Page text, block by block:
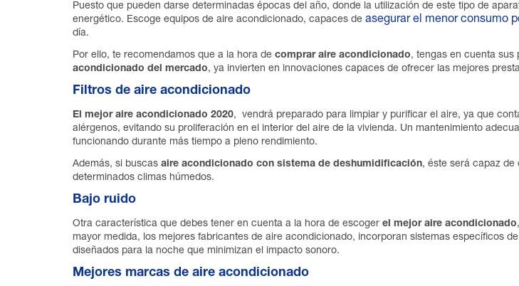
Puesto que pueden darse determinadas épocas del año, donde la utilización de este tipo de
energético. Escoge equipos de aire acondicionado, capaces de asegurar el menor consumo
día.
Por ello, te recomendamos que a la hora de comprar aire acondicionado, tengas en cuenta sus
acondicionado del mercado, ya invierten en innovaciones capaces de ofrecer las mejores
Filtros de aire acondicionado
El mejor aire acondicionado 2020, vendrá preparado para limpiar y purificar el aire, ya que
alérgenos, evitando su proliferación en el interior del aire de la vivienda. Un mantenimiento
funcionando durante más tiempo a pleno rendimiento.
Además, si buscas aire acondicionado con sistema de deshumidificación, éste será capaz de
determinados climas húmedos.
Bajo ruido
Otra característica que debes tener en cuenta a la hora de escogerel mejor aire acondicionado
mayor medida, los mejores fabricantes de aire acondicionado, incorporan sistemas específicos
diseñados para la noche que minimizan el impacto sonoro.
Mejores marcas de aire acondicionado